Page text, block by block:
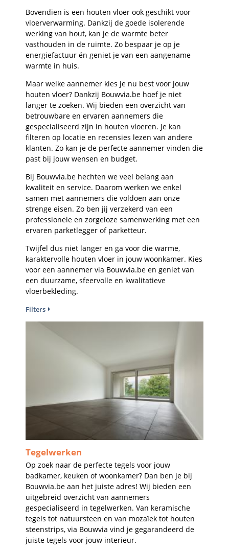
Bovendien is een houten vloer ook geschikt voor
vloerverwarming. Dankzij de goede isolerende
werking van hout, kan je de warmte beter
vasthouden in de ruimte. Zo bespaar je op je
energiefactuur én geniet je van een aangename
warmte in huis.
Maar welke aannemer kies je nu best voor jouw
houten vloer? Dankzij Bouwvia.be hoef je niet
langer te zoeken. Wij bieden een overzicht van
betrouwbare en ervaren aannemers die
gespecialiseerd zijn in houten vloeren. Je kan
filteren op locatie en recensies lezen van andere
klanten. Zo kan je de perfecte aannemer vinden die
past bij jouw wensen en budget.
Bij Bouwvia.be hechten we veel belang aan
kwaliteit en service. Daarom werken we enkel
samen met aannemers die voldoen aan onze
strenge eisen. Zo ben jij verzekerd van een
professionele en zorgeloze samenwerking met een
ervaren parketlegger of parketteur.
Twijfel dus niet langer en ga voor die warme,
karaktervolle houten vloer in jouw woonkamer. Kies
voor een aannemer via Bouwvia.be en geniet van
een duurzame, sfeervolle en kwalitatieve
vloerbekleding.
Filters
Tegelwerken
Op zoek naar de perfecte tegels voor jouw
badkamer, keuken of woonkamer? Dan ben je bij
Bouwvia.be aan het juiste adres! Wij bieden een
uitgebreid overzicht van aannemers
gespecialiseerd in tegelwerken. Van keramische
tegels tot natuursteen en van mozaïek tot houten
steenstrips, via Bouwvia vind je gegarandeerd de
juiste tegels voor jouw interieur.